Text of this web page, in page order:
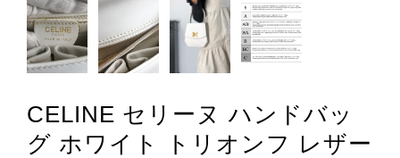
CELINE セリーヌ ハンドバッ
グ ホワイト トリオンフ レザー